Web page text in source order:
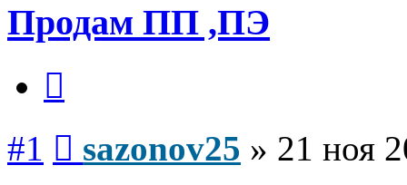
Продам ПП ,ПЭ
#1 sazonov25 » 21 ноя